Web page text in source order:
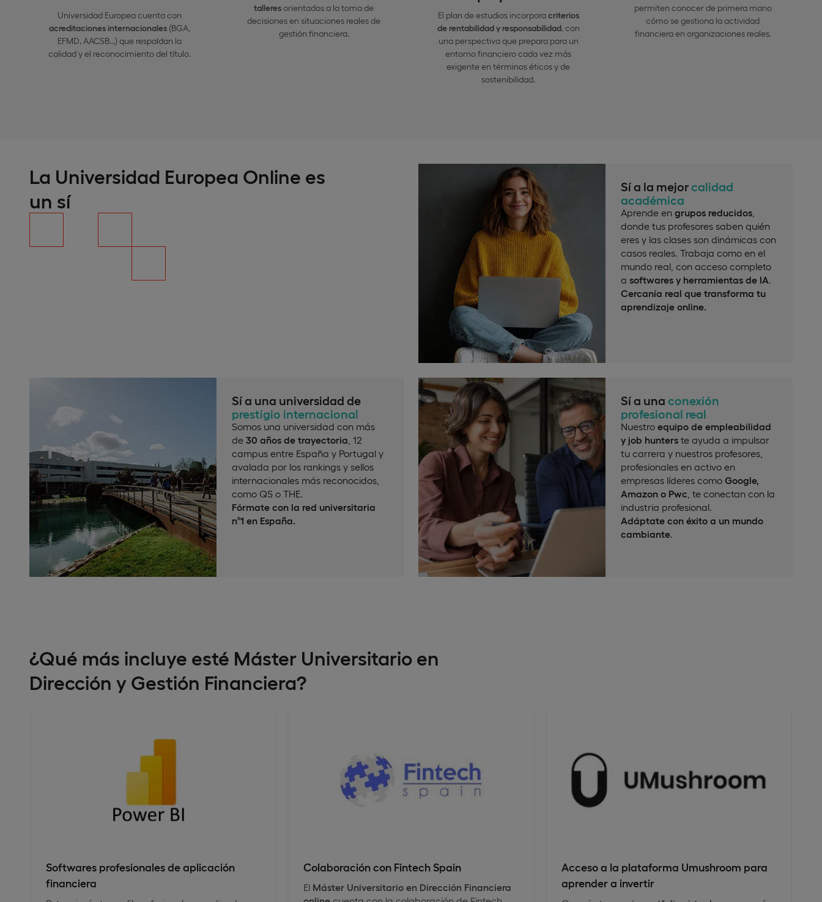
Universidad Europea cuenta con
acreditaciones internacionales(BGA,
EFMD, AACSB...) que respaldan la
calidad y el reconocimiento del título.
talleresorientados a la toma de
decisiones en situaciones reales de
gestión financiera.
El plan de estudios incorporacriterios
de rentabilidad y responsabilidad, con
una perspectiva que prepara para un
entorno financiero cada vez más
exigente en términos éticos y de
sostenibilidad.
permiten conocer de primera mano
cómo se gestiona la actividad
financiera en organizaciones reales.
La Universidad Europea Online es
un sí
Sí a la mejorcalidad
académica
Aprende en grupos reducidos
donde tus profesores saben quién
eres y las clases son dinámicas con
casos reales. Trabaja como en el
mundo real, con acceso completo
a softwares y herramientas de IA.
Cercanía real que transforma tu
aprendizaje online.
Sí a una universidad de
prestigio internacional
Somos una universidad con más
de 30 años de trayectoria , 12
campus entre España y Portugal y
avalada por los rankings y sellos
internacionales más reconocidos,
como QS o THE.
Fórmate con la red universitaria
nº1 en España.
Sí a una conexión
profesional real
Nuestro equipo de empleabilidad
y job hunters te ayuda a impulsar
tu carrera y nuestros profesores,
profesionales en activo en
empresas líderes como Google,
Amazon o Pwc , te conectan con la
industria profesional.
Adáptate con éxito a un mundo
cambiante.
¿Qué más incluye esté Máster Universitario en
Dirección y Gestión Financiera?
Softwares profesionales de aplicación
financiera
Colaboración con Fintech Spain
El Máster Universitario en Dirección Financiera
Acceso a la plataforma Umushroom para
aprender a invertir